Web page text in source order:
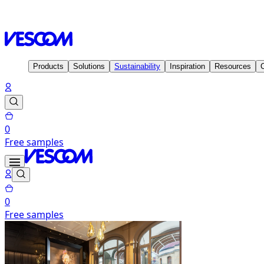
Products Solutions Sustainability Inspiration Resources
0
Free samples
0
Free samples